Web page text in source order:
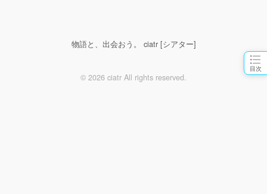
目次
物語と、出会おう。 ciatr [シアター]
© 2026 ciatr All rights reserved.